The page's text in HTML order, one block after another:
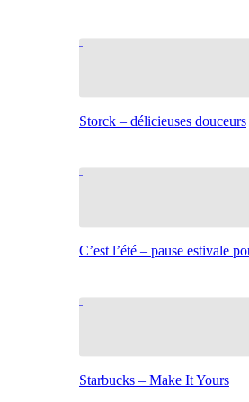
Storck – délicieuses douceurs
C’est l’été – pause estivale
Starbucks – Make It Yours